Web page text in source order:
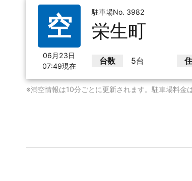
空
06月23日
07:49現在
駐車場No. 3982
栄生町
台数 5台
※満空情報は10分ごとに更新されます。駐車場料金